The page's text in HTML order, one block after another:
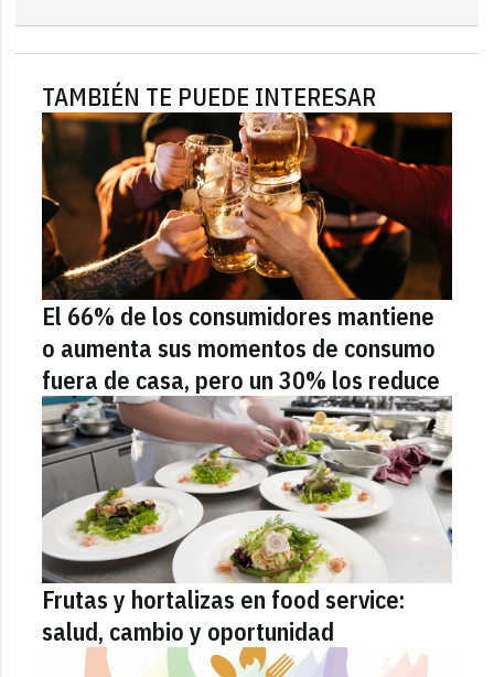
TAMBIÉN TE PUEDE INTERESAR
El 66% de los consumidores mantiene
o aumenta sus momentos de consumo
fuera de casa, pero un 30% los reduce
Frutas y hortalizas en food service:
salud, cambio y oportunidad